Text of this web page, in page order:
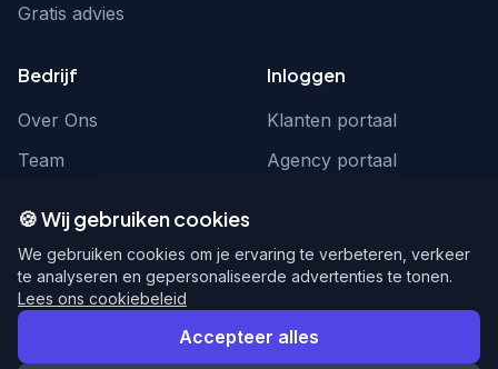
Gratis advies
Bedrijf
Over Ons
Team
Inloggen
Klanten portaal
Agency portaal
hello@webnexus.nl
085 004 1875
🍪 Wij gebruiken cookies
We gebruiken cookies om je ervaring te verbeteren, verkeer
te analyseren en gepersonaliseerde advertenties te tonen.
Lees ons cookiebeleid
Accepteer alles